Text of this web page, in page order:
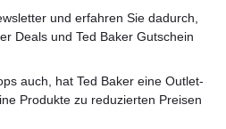
und erfahren Sie dadurch,
Deals und Ted Baker Gutschein
auch, hat Ted Baker eine Outlet-
Produkte zu reduzierten Preisen